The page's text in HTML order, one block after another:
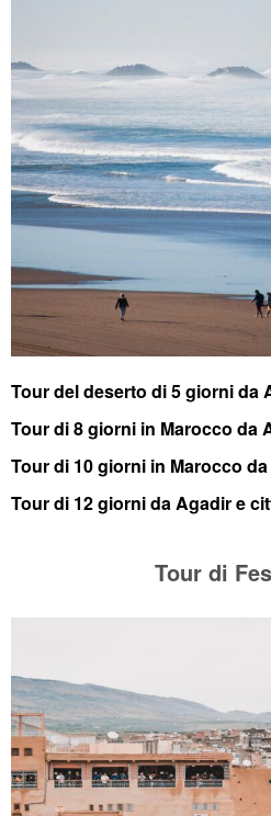
Tour del deserto di 5 giorni da
Tour di 8 giorni in Marocco da
Tour di 10 giorni in Marocco
Tour di 12 giorni da Agadir e
Tour di Fes